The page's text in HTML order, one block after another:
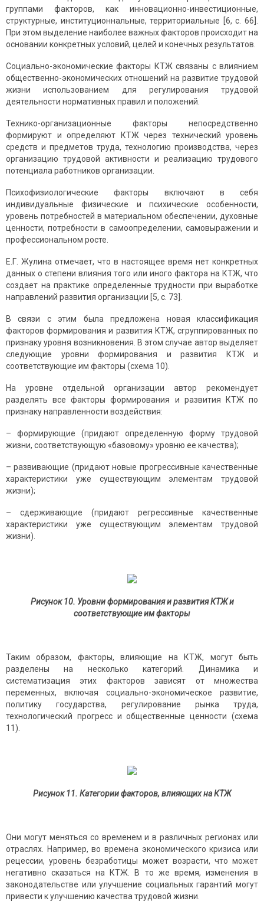
группами факторов, как инновационно-инвестиционные,
структурные, институционнальные, территориальные [6, с. 66].
При этом выделение наиболее важных факторов происходит на
основании конкретных условий, целей и конечных результатов.
Социально-экономические факторы КТЖ связаны с влиянием
общественно-экономических отношений на развитие трудовой
жизни использованием для регулирования трудовой
деятельности нормативных правил и положений.
Технико-организационные факторы непосредственно
формируют и определяют КТЖ через технический уровень
средств и предметов труда, технологию производства, через
организацию трудовой активности и реализацию трудового
потенциала работников организации.
Психофизиологические факторы включают в себя
индивидуальные физические и психические особенности,
уровень потребностей в материальном обеспечении, духовные
ценности, потребности в самоопределении, самовыражении и
профессиональном росте.
Е.Г. Жулина отмечает, что в настоящее время нет конкретных
данных о степени влияния того или иного фактора на КТЖ, что
создает на практике определенные трудности при выработке
направлений развития организации [5, с. 73].
В связи с этим была предложена новая классификация
факторов формирования и развития КТЖ, сгруппированных по
признаку уровня возникновения. В этом случае автор выделяет
следующие уровни формирования и развития КТЖ и
соответствующие им факторы (схема 10).
На уровне отдельной организации автор рекомендует
разделять все факторы формирования и развития КТЖ по
признаку направленности воздействия:
– формирующие (придают определенную форму трудовой
жизни, соответствующую «базовому» уровню ее качества);
– развивающие (придают новые прогрессивные качественные
характеристики уже существующим элементам трудовой
жизни);
– сдерживающие (придают регрессивные качественные
характеристики уже существующим элементам трудовой
жизни).
Рисунок 10. Уровни формирования и развития КТЖ и
соответствующие им факторы
Таким образом, факторы, влияющие на КТЖ, могут быть
разделены на несколько категорий. Динамика и
систематизация этих факторов зависят от множества
переменных, включая социально-экономическое развитие,
политику государства, регулирование рынка труда,
технологический прогресс и общественные ценности (схема
11).
Рисунок 11. Категории факторов, влияющих на КТЖ
Они могут меняться со временем и в различных регионах или
отраслях. Например, во времена экономического кризиса или
рецессии, уровень безработицы может возрасти, что может
негативно сказаться на КТЖ. В то же время, изменения в
законодательстве или улучшение социальных гарантий могут
привести к улучшению качества трудовой жизни.